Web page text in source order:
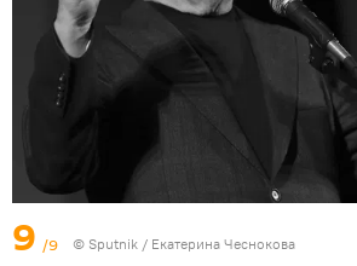
9 /9 © Sputnik / Екатерина Чеснокова